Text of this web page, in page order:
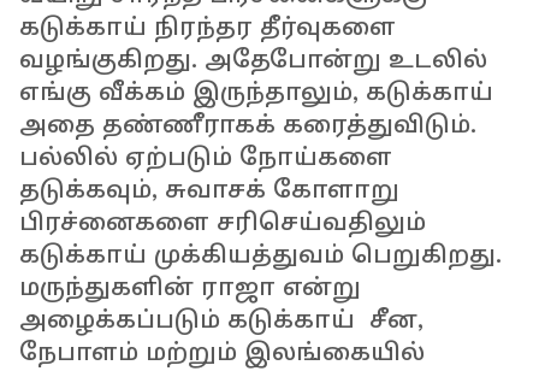
கடுக்காய் நிரந்தர தீர்வுகளை
வழங்குகிறது. அதேபோன்று உடலில்
எங்கு வீக்கம் இருந்தாலும், கடுக்காய்
அதை தண்ணீராகக் கரைத்துவிடும்.
பல்லில் ஏற்படும் நோய்களை
தடுக்கவும், சுவாசக் கோளாறு
பிரச்னைகளை சரிசெய்வதிலும்
கடுக்காய் முக்கியத்துவம் பெறுகிறது.
மருந்துகளின் ராஜா என்று
அழைக்கப்படும் கடுக்காய் சீன,
நேபாளம் மற்றும் இலங்கையில்